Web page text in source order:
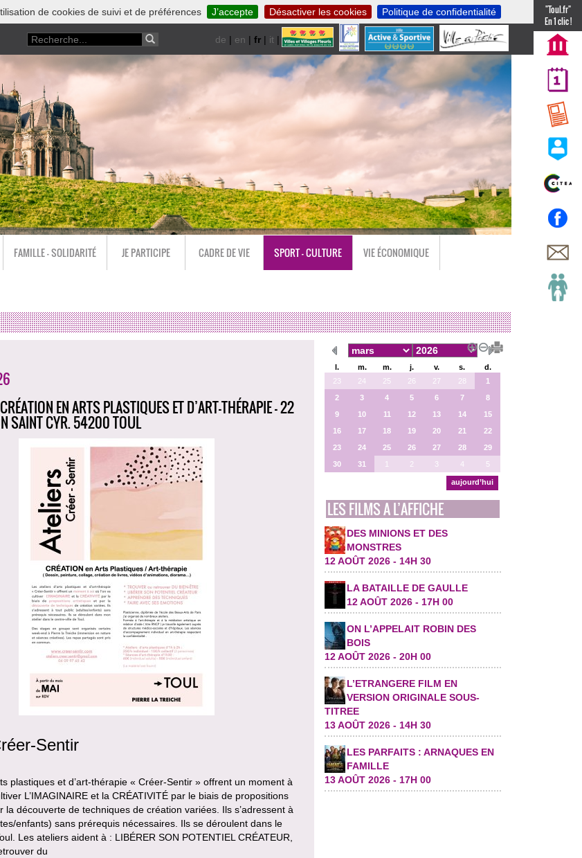
de cookies de suivi et de préférences J’accepte Désactiver les cookies Politique de confidentialité
de | en | fr | it |nl
"Toul.fr"
En 1 clic !
FAMILLE - SOLIDARITÉ JE PARTICIPE CADRE DE VIE SPORT - CULTURE VIE ÉCONOMIQUE
EN ARTS PLASTIQUES ET D’ART-THÉRAPIE - 22
SAINT CYR. 54200 TOUL
Sentir
plastiques et d’art-thérapie « Créer-Sentir » offrent un moment à
L’IMAGINAIRE et la CRÉATIVITÉ par le biais de propositions
la découverte de techniques de création variées. Ils s’adressent à
enfants) sans prérequis nécessaires. Ils se déroulent dans le
Les ateliers aident à : LIBÉRER SON POTENTIEL CRÉATEUR,
du
l. m. m. j. v. s.
d.
23
24 25 26 27 28
1
2
3 4 5 6 7
8
9
10 11 12 13 14
15
16
17 18 19 20 21
22
23
24 25 26 27 28
29
30
31 1 2 3 4 5
aujourd’hui
LES FILMS A L’AFFICHE
DES MINIONS ET DES
MONSTRES
12 AOÛT 2026 - 14H 30
LA BATAILLE DE GAULLE
12 AOÛT 2026 - 17H 00
ON L’APPELAIT ROBIN DES
BOIS
12 AOÛT 2026 - 20H 00
L’ETRANGERE FILM EN
VERSION ORIGINALE SOUS-
TITREE
13 AOÛT 2026 - 14H 30
LES PARFAITS : ARNAQUES EN
FAMILLE
13 AOÛT 2026 - 17H 00